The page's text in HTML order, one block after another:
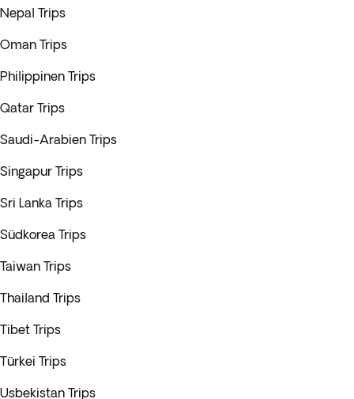
Nepal Trips
Oman Trips
Philippinen Trips
Qatar Trips
Saudi-Arabien Trips
Singapur Trips
Sri Lanka Trips
Südkorea Trips
Taiwan Trips
Thailand Trips
Tibet Trips
Türkei Trips
Usbekistan Trips